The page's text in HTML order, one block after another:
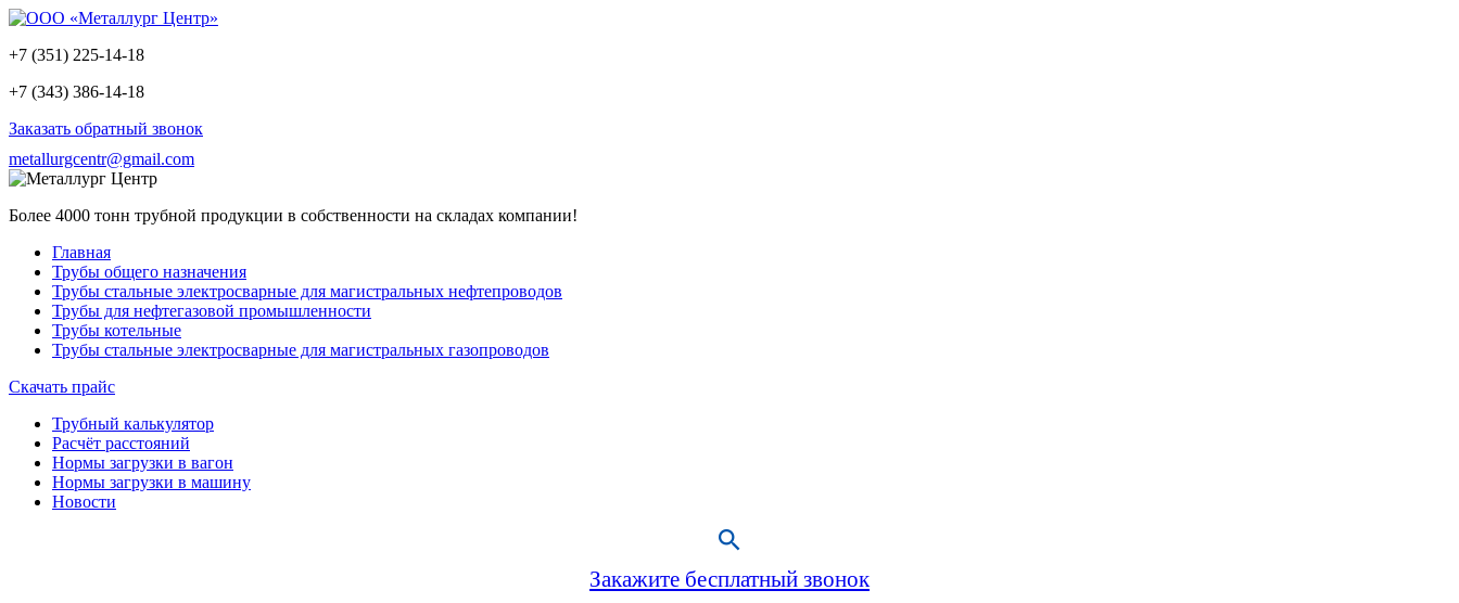
+7 (351) 225-14-18
+7 (343) 386-14-18
Заказать обратный звонок
metallurgcentr@gmail.com
Более 4000 тонн трубной продукции в собственности на складах компании!
Главная
Трубы общего назначения
Трубы стальные электросварные для магистральных нефтепроводов
Трубы для нефтегазовой промышленности
Трубы котельные
Трубы стальные электросварные для магистральных газопроводов
Скачать прайс
Трубный калькулятор
Расчёт расстояний
Нормы загрузки в вагон
Нормы загрузки в машину
Новости
Закажите бесплатный звонок